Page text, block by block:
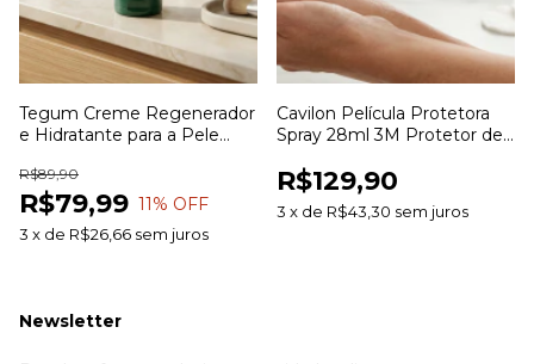
Tegum Creme Regenerador
e Hidratante para a Pele
R$79,99
R$89,90
11% OFF
3 x de R$26,66 sem juros
Cavilon Película Protetora
Spray 28ml 3M Protetor de
R$129,90
3 x de R$43,30 sem juros
Newsletter